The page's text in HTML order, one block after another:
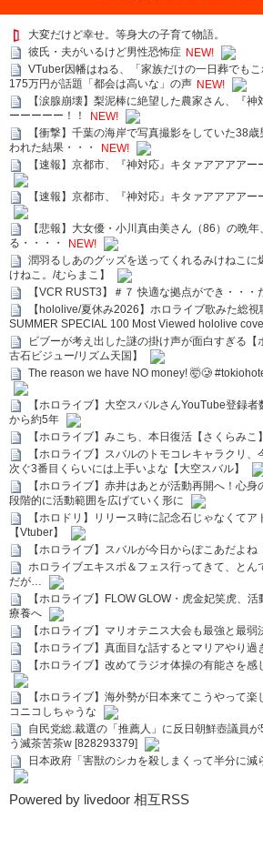
大変だけど幸せ。等身大の子育て物語。
彼氏・夫がいるけど男性恐怖症 NEW!
VTuber因幡はねる、「家族だけの一日葬でも
175万円が話題「都会は高いな」の声 NEW!
【涙腺崩壊】梨泥棒に絶望した農家さん、『
ーーーーー！！
NEW!
【衝撃】千葉の海岸で写真撮影をしていた38
われた結果・・・
NEW!
【速報】京都市、『神対応』キタァアアアアー
【速報】京都市、『神対応』キタァアアアアー
【悲報】大女優・小川真由美さん（86）の晩
る・・・・
NEW!
潤羽るしあのグッズを送ってくれるみけねこに
けねこ。/むらまこ】
【VCR RUST3】＃７ 快適な拠点ができ・・・
【hololive/夏休み2026】ホロライブ歌みた総
SUMMER SPECIAL 100 Most Viewed hololive
ビブーが考え出した謎の掛け声が面白すぎる
古石ビジュー/リズム天国】
The reason we have NO money! 🤯🥲
【ホロライブ】大空スバルさんYouTube登録
から約5年
【ホロライブ】みこち、本日復活【さくらみこ】
【ホロライブ】スバルのトモコレキャラクリ
次ぐ3番目くらいには上手いよな【大空スバル】
【ホロライブ】赤井はあとが活動再開へ！心
段階的に活動範囲を広げていく形に
【ホロドリ】リリース時に記念石じゃなくて
【Vtuber】
【ホロライブ】スバルが今日からぽこあだよね
ホロライブエキスポ＆フェス行ってきて、とん
だが…
【ホロライブ】FLOW GLOW・虎金妃笑虎、
療養へ
【ホロライブ】マリオテニス大会も最強と最
【ホロライブ】真面目な話するとマリアやり過
【ホロライブ】改めてラジオ体操の有能さを感
【ホロライブ】海外勢が日本来てこうやって
コニコしちゃうな
自民党総.裁選の「推薦人」に反日朝鮮壺議員
う滅茶苦茶w [828293379]
日本政府「害獣のシカを殺しまくって半分に
Powered by livedoor 相互RSS